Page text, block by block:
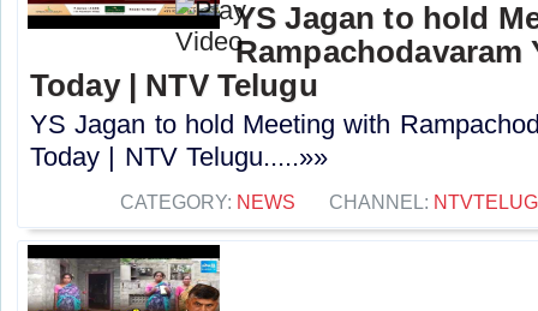
YS Jagan to hold
Rampachodavaram
Today | NTV Telugu
YS Jagan to hold Meeting with
Today | NTV Telugu.....»»
CATEGORY: NEWS CHANNEL: